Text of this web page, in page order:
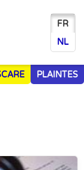
FR
NL
PLAINTES